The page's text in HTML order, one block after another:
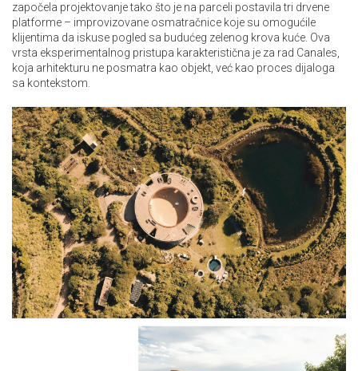
započela projektovanje tako što je na parceli postavila tri drvene
platforme – improvizovane osmatračnice koje su omogućile
klijentima da iskuse pogled sa budućeg zelenog krova kuće. Ova
vrsta eksperimentalnog pristupa karakteristična je za rad Canales,
koja arhitekturu ne posmatra kao objekt, već kao proces dijaloga
sa kontekstom.